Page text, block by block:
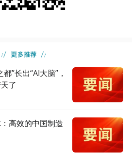
”长出“AI大脑”，
了
高效的中国制造